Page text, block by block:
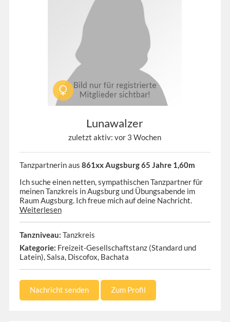
Lunawalzer
zuletzt aktiv: vor 3 Wochen
Tanzpartnerin aus 861xx Augsburg 65 Jahre 1,60m
Ich suche einen netten, sympathischen Tanzpartner für
meinen Tanzkreis in Augsburg und Übungsabende im
Raum Augsburg. Ich freue mich auf deine Nachricht.
Weiterlesen
Tanzniveau: Tanzkreis
Kategorie: Freizeit-Gesellschaftstanz (Standard und
Latein), Salsa, Discofox, Bachata
Nachricht senden Zum Profil